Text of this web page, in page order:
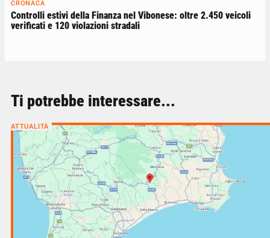
CRONACA
Controlli estivi della Finanza nel Vibonese: oltre 2.450 veicoli
verificati e 120 violazioni stradali
Ti potrebbe interessare...
ATTUALITÀ